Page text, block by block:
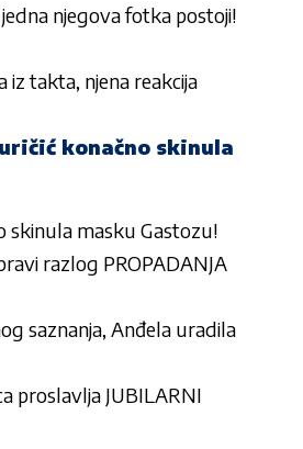
jedna njegova fotka postoji!
iz takta, njena reakcija
konačno skinula
skinula masku Gastozu!
razlog PROPADANJA
saznanja, Anđela uradila
proslavlja JUBILARNI